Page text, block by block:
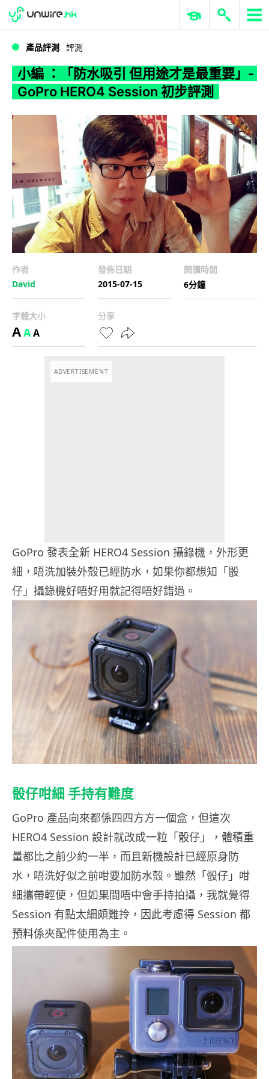
WWDC 2026 ERP 與商業 AI
產品評測 評測
小編 ：「防水吸引 但用途才是最重要」-
GoPro HERO4 Session 初步評測
作者
David
發佈日期
2015-07-15
閱讀時間
6分鐘
字體大小
AAA
分享
ADVERTISEMENT
GoPro 發表全新 HERO4 Session 攝錄機，外形更
細，唔洗加裝外殼已經防水，如果你都想知「骰
仔」攝錄機好唔好用就記得唔好錯過。
骰仔咁細 手持有難度
GoPro 產品向來都係四四方方一個盒，但這次
HERO4 Session 設計就改成一粒「骰仔」，體積重
量都比之前少約一半，而且新機設計已經原身防
水，唔洗好似之前咁要加防水殼。雖然「骰仔」咁
細攜帶輕便，但如果間唔中會手持拍攝，我就覺得
Session 有點太細頗難拎，因此考慮得 Session 都
預料係夾配件使用為主。